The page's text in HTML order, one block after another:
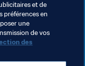
2022
et de
préférences en
une
de vos
des